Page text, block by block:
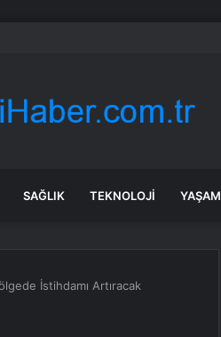
uygulama devreye girdi
SAĞLIK TEKNOLOJI YAŞAM
İstihdamı Artıracak